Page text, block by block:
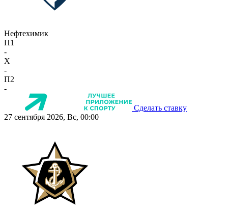
Нефтехимик
П1
-
X
-
П2
-
Сделать ставку
27 сентября 2026, Вс, 00:00